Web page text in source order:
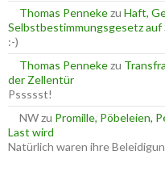
Thomas Pennekezu Haft,
Selbstbestimmungsgesetz
:-)
Thomas Pennekezu
der Zellentür
Pssssst!
NWzu Promille, Pöbeleien,
Last wird
Natürlich waren ihre